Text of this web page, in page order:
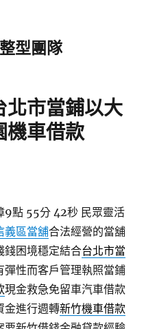
型團隊
北市當鋪以大
機車借款
9點 55分 42秒 民眾靈活
義區當舖合法經營的當舖
錢困境穩定結合台北市當
性而客戶管理執照當鋪
現金救急免留車汽車借款
金進行週轉新竹機車借款